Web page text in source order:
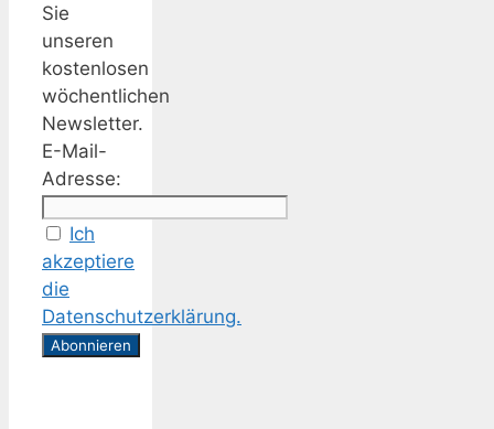
Sie
unseren
kostenlosen
wöchentlichen
Newsletter.
E-Mail-
Adresse:
Ich
akzeptiere
die
Datenschutzerklärung.